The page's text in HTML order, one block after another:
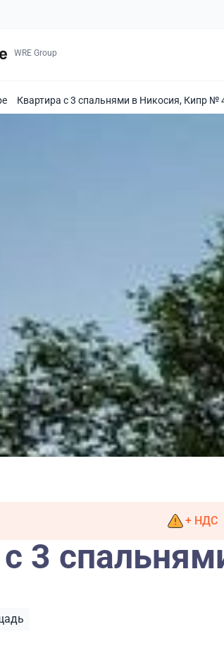
WRE Group
Квартира с 3 спальнями в Никосия, Кипр №
+ НДС
3